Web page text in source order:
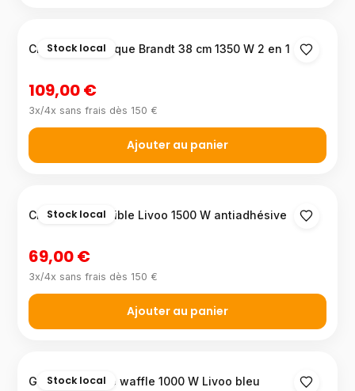
Stock local
Crêpière électrique Brandt 38 cm 1350 W 2 en 1
109,00 €
3x/4x sans frais dès 150 €
Ajouter au panier
Stock local
Crêpière réversible Livoo 1500 W antiadhésive
69,00 €
3x/4x sans frais dès 150 €
Ajouter au panier
Stock local
Gaufrier bubble waffle 1000 W Livoo bleu